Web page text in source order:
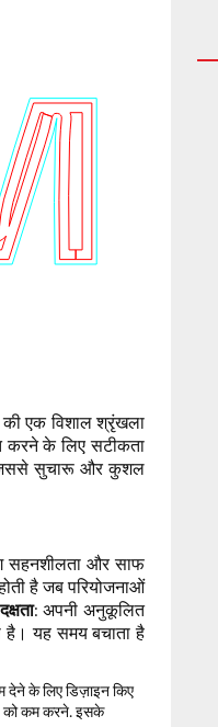
एक विशाल श्रृंखला
करने के लिए सटीकता
जिससे सुचारू और कुशल
सहनशीलता और साफ
है जब परियोजनाओं
: अपनी अनुकूलित
है। यह समय बचाता है
देने के लिए डिज़ाइन किए
को कम करने. इसके